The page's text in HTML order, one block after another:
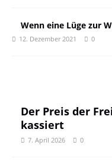
Wenn eine Lüge zur
12. Dezember 2021 0
Der Preis der
kassiert
7. April 2026 0